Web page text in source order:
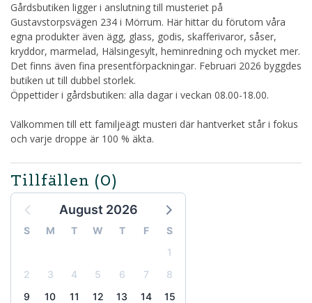
Gårdsbutiken ligger i anslutning till musteriet på
Gustavstorpsvägen 234 i Mörrum. Här hittar du förutom våra
egna produkter även ägg, glass, godis, skafferivaror, såser,
kryddor, marmelad, Hälsingesylt, heminredning och mycket mer.
Det finns även fina presentförpackningar. Februari 2026 byggdes
butiken ut till dubbel storlek.
Öppettider i gårdsbutiken: alla dagar i veckan 08.00-18.00.
Välkommen till ett familjeägt musteri där hantverket står i fokus
och varje droppe är 100 % äkta.
Tillfällen (0)
August 2026
S M T W T F
S
1
2
3 4 5 6 7
8
9
10 11 12 13 14
15